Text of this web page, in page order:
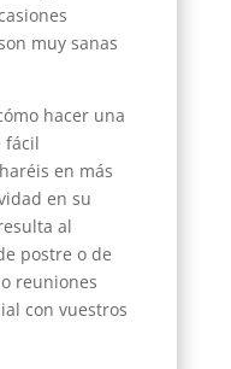
muy sanas
hacer una
fácil
en más
en su
al
postre o de
reuniones
con vuestros